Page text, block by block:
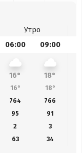
Утро
06:00 09:00
16° 18°
16° 18°
764 766
95 91
2
3
63 34